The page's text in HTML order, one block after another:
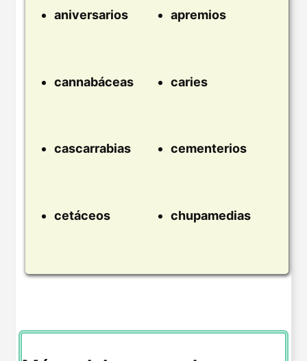
aniversarios apremios
cannabáceas caries
cascarrabias cementerios
cetáceos chupamedias